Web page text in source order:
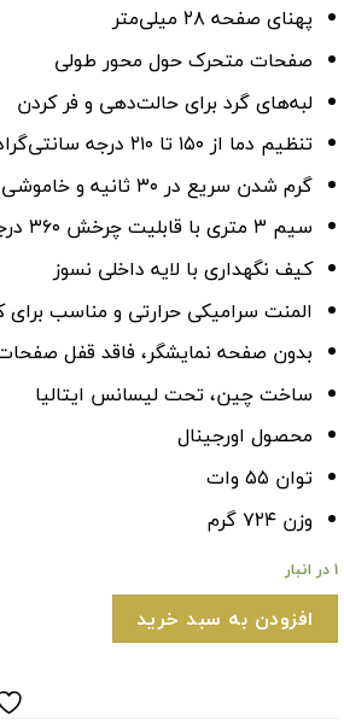
پهنای صفحه ۲۸ میلی‌متر
صفحات متحرک حول محور طولی
لبه‌های گرد برای حالت‌دهی و فر کردن
تنظیم دما از ۱۵۰ تا ۲۱۰ درجه سانتی‌گراد
گرم شدن سریع در ۳۰ ثانیه و خاموشی خودکار پس از یک ساعت
سیم ۳ متری با قابلیت چرخش ۳۶۰ درجه
کیف نگهداری با لایه داخلی نسوز
المنت سرامیکی حرارتی و مناسب
بدون صفحه نمایشگر، فاقد قفل
ساخت چین، تحت لیسانس ایتالیا
محصول اورجینال
توان ۵۵ وات
وزن ۷۲۴ گرم
1 در انبار
افزودن به سبد خرید